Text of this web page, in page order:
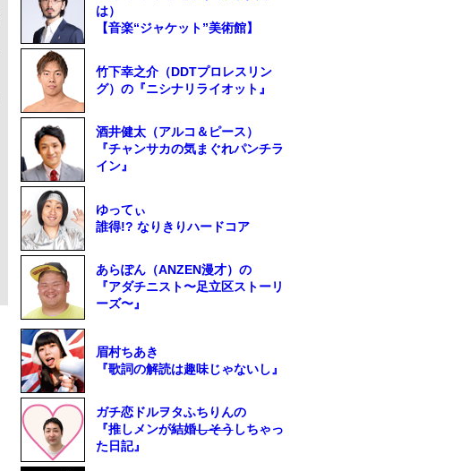
は）
【音楽“ジャケット”美術館】
竹下幸之介（DDTプロレスリン
グ）の『ニシナリライオット』
酒井健太（アルコ＆ピース）
『チャンサカの気まぐれパンチラ
イン』
ゆってぃ
誰得!? なりきりハードコア
あらぽん（ANZEN漫才）の
『アダチニスト〜足立区ストーリ
ーズ〜』
眉村ちあき
『歌詞の解読は趣味じゃないし』
ガチ恋ドルヲタふちりんの
『推しメンが結婚しそうしちゃっ
た日記』